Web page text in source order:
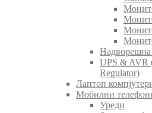
Надворешна
UPS & AVR
Regulator)
Лаптоп
Мобилни
Уреди